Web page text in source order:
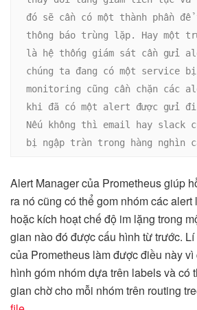
đó sẽ cần có một thành phần
thông báo trùng lặp. Hay một
là hệ thống giám sát cần gửi
chúng ta đang có một service
monitoring cũng cần chặn các
khi đã có một alert được gửi đi
Nếu không thì email hay slack
bị ngập tràn trong hàng nghìn
Alert Manager của Prometheus giúp
ra nó cũng có thể gom nhóm các
hoặc kích hoạt chế độ im lặng trong
gian nào đó được cấu hình từ trước.
của Prometheus làm được điều này
hình góm nhóm dựa trên labels và có
gian chờ cho mỗi nhóm trên routing